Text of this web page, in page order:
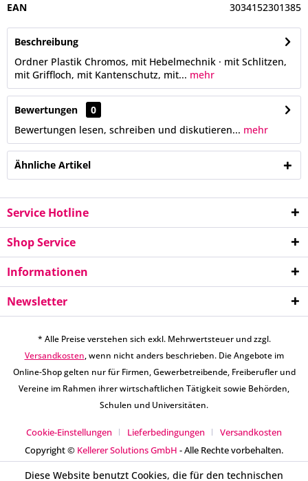
EAN
3034152301385
Beschreibung
Ordner Plastik Chromos, mit Hebelmechnik · mit Schlitzen,
mit Griffloch, mit Kantenschutz, mit... mehr
Bewertungen
0
Bewertungen lesen, schreiben und diskutieren... mehr
Ähnliche Artikel
Service Hotline
Shop Service
Informationen
Newsletter
* Alle Preise verstehen sich exkl. Mehrwertsteuer und zzgl.
Versandkosten, wenn nicht anders beschrieben. Die Angebote im
Online-Shop gelten nur für Firmen, Gewerbetreibende, Freiberufler und
Vereine im Rahmen ihrer wirtschaftlichen Tätigkeit sowie Behörden,
Schulen und Universitäten.
Cookie-Einstellungen Lieferbedingungen
Versandkosten
Copyright © Kellerer Solutions GmbH - Alle Rechte vorbehalten.
Diese Website benutzt Cookies, die für den technischen